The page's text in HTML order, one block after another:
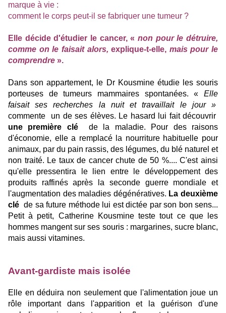
marque à vie :
comment le corps peut-il se fabriquer une tumeur ?
Elle décide d'étudier le cancer, « non pour le détruire,
comme on le faisait alors, explique-t-elle, mais pour le
comprendre ».
Dans son appartement, le Dr Kousmine étudie les souris
porteuses de tumeurs mammaires spontanées. « Elle
faisait ses recherches la nuit et travaillait le jour »
commente un de ses élèves. Le hasard lui fait découvrir
une première cléde la maladie. Pour des raisons
d'économie, elle a remplacé la nourriture habituelle pour
animaux, par du pain rassis, des légumes, du blé naturel et
non traité. Le taux de cancer chute de 50 %.... C'est ainsi
qu'elle pressentira le lien entre le développement des
produits raffinés après la seconde guerre mondiale et
l'augmentation des maladies dégénératives. La deuxième
clé de sa future méthode lui est dictée par son bon sens...
Petit à petit, Catherine Kousmine teste tout ce que les
hommes mangent sur ses souris : margarines, sucre blanc,
mais aussi vitamines.
Avant-gardiste mais isolée
Elle en déduira non seulement que l'alimentation joue un
rôle important dans l'apparition et la guérison d'une